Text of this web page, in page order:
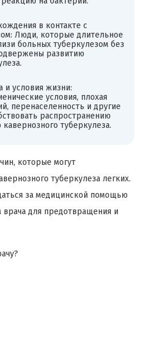
в контакте с
Люди, которые длительное
больных туберкулезом без
развитию
и условия жизни:
условия, плохая
перенаселенность и другие
распространению
туберкулеза.
которые могут
туберкулеза легких.
за медицинской помощью
для предотвращения и